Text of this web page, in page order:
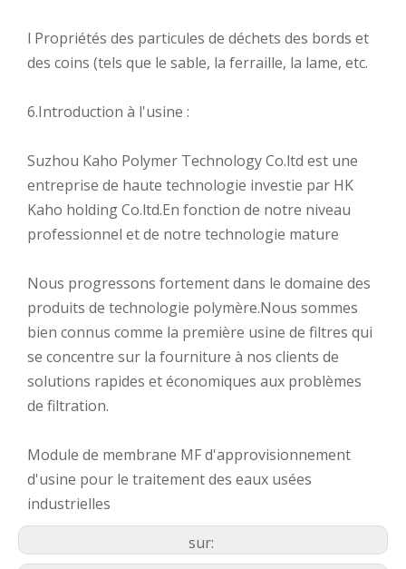
l Propriétés des particules de déchets des bords et
des coins (tels que le sable, la ferraille, la lame, etc.
6.Introduction à l'usine :
Suzhou Kaho Polymer Technology Co.ltd est une
entreprise de haute technologie investie par HK
Kaho holding Co.ltd.En fonction de notre niveau
professionnel et de notre technologie mature
Nous progressons fortement dans le domaine des
produits de technologie polymère.Nous sommes
bien connus comme la première usine de filtres qui
se concentre sur la fourniture à nos clients de
solutions rapides et économiques aux problèmes
de filtration.
Module de membrane MF d'approvisionnement
d'usine pour le traitement des eaux usées
industrielles
sur: